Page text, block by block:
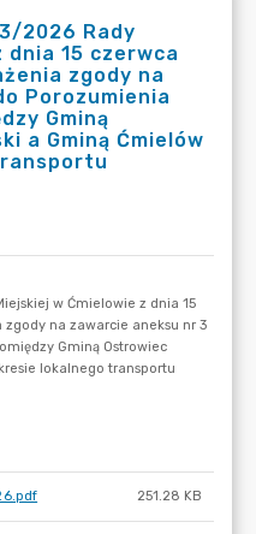
2026 Rady
dnia 15 czerwca
zgody na
Porozumienia
Gminą
a Gminą Ćmielów
251.28 KB